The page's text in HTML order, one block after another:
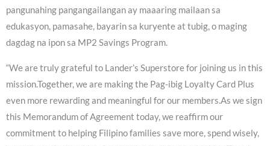
pangunahing pangangailangan ay maaaring mailaan sa
edukasyon, pamasahe, bayarin sa kuryente at tubig, o maging
dagdag na ipon sa MP2 Savings Program.
“We are truly grateful to Lander’s Superstore for joining us in this
mission.Together, we are making the Pag-ibig Loyalty Card Plus
even more rewarding and meaningful for our members.As we sign
this Memorandum of Agreement today, we reaffirm our
commitment to helping Filipino families save more, spend wisely,